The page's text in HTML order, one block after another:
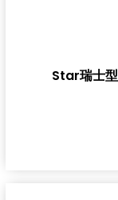
Star瑞士